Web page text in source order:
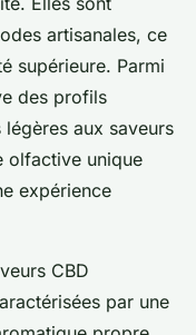
artisanales, ce
supérieure. Parmi
des profils
aux saveurs
olfactive unique
expérience
CBD
par une